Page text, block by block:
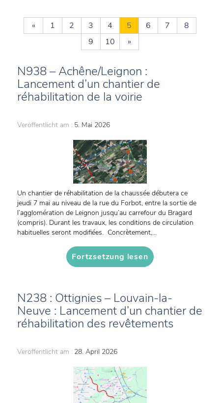
« 1 2 3 4 5 6 7
8
9
10 »
N938 – Achêne/Leignon :
Lancement d’un chantier de
réhabilitation de la voirie
Veröffentlicht am : 5. Mai 2026
Un chantier de réhabilitation de la chaussée débutera ce
jeudi 7 mai au niveau de la rue du Forbot, entre la sortie de
l’agglomération de Leignon jusqu’au carrefour du Bragard
(compris). Durant les travaux, les conditions de circulation
habituelles seront modifiées. Concrètement,...
Fortzsetzung lesen
N238 : Ottignies – Louvain-la-
Neuve : Lancement d’un chantier de
réhabilitation des revêtements
Veröffentlicht am : 28. April 2026